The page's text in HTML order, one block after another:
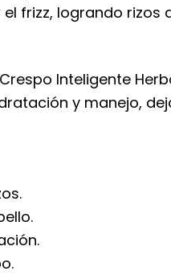
frizz, logrando
Inteligente
y manejo,